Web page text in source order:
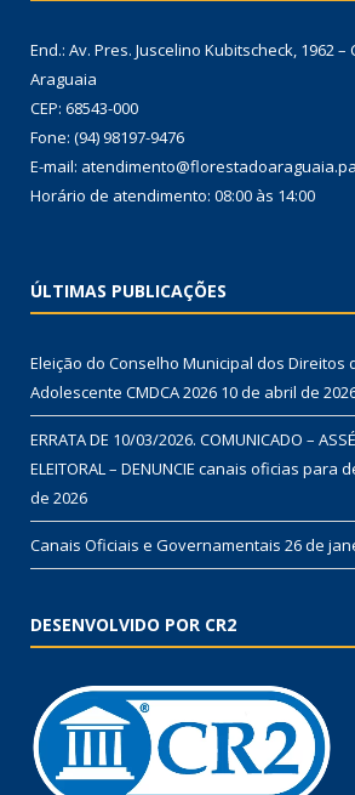
End.: Av. Pres. Juscelino Kubitscheck, 1962
Araguaia
CEP: 68543-000
Fone: (94) 98197-9476
E-mail:
Horário de atendimento: 08:00 às 14:00
ÚLTIMAS PUBLICAÇÕES
Eleição do Conselho Municipal dos Direitos
Adolescente CMDCA 2026 10 de abril de
ERRATA DE 10/03/2026. COMUNICADO –
ELEITORAL – DENUNCIE canais oficias para
de 2026
Canais Oficiais e Governamentais 26 de
DESENVOLVIDO POR CR2